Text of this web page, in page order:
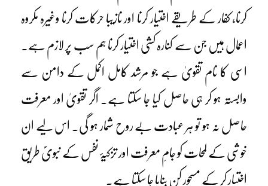
کرنا، کفار کے طریقے اختیار کرنا اور نازیبا حرکات کرنا وغیرہ مکروہ
اعمال ہیں جن سے کنارہ کشی اختیار کرنا ہم سب پر لازم ہے۔
اسی کا نام تقویٰ ہے جو مرشد کامل اکمل کے دامن سے
وابستہ ہو کر ہی حاصل کیا جا سکتا ہے۔ اگر تقویٰ اور معرفت
حاصل نہ ہو تو ہر عبادت بے روح شمار ہو گی۔ اس لیے ان
خوشی کے لمحات کو جامِ معرفت اور تزکیۂ نفس کے نبویؐ طریق
اختیار کر کے مسحور کن بنایا جا سکتا ہے۔